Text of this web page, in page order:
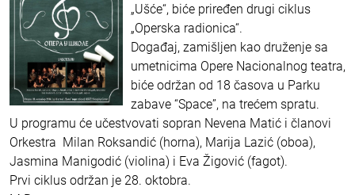
„Ušće“, biće priređen drugi ciklus
„Operska radionica“.
Događaj, zamišljen kao druženje sa
umetnicima Opere Nacionalnog teatra,
biće održan od 18 časova u Parku
zabave “Space”, na trećem spratu.
U programu će učestvovati sopran Nevena Matić i članovi
Orkestra Milan Roksandić (horna), Marija Lazić (oboa),
Jasmina Manigodić (violina) i Eva Žigović (fagot).
Prvi ciklus održan je 28. oktobra.